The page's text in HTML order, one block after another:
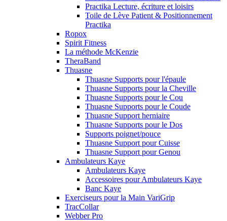
Practika Lecture, écriture et loisirs
Toile de Lève Patient & Positionnement
Practika
Ropox
Spirit Fitness
La méthode McKenzie
TheraBand
Thuasne
Thuasne Supports pour l'épaule
Thuasne Supports pour la Cheville
Thuasne Supports pour le Cou
Thuasne Supports pour le Coude
Thuasne Support herniaire
Thuasne Supports pour le Dos
Supports poignet/pouce
Thuasne Support pour Cuisse
Thuasne Support pour Genou
Ambulateurs Kaye
Ambulateurs Kaye
Accessoires pour Ambulateurs Kaye
Banc Kaye
Exerciseurs pour la Main VariGrip
TracCollar
Webber Pro